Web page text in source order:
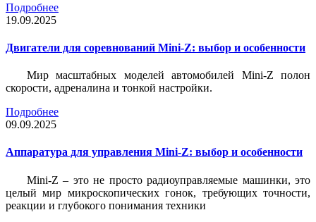
Подробнее
19.09.2025
Двигатели для соревнований Mini-Z: выбор и особенности
Мир масштабных моделей автомобилей Mini-Z полон
скорости, адреналина и тонкой настройки.
Подробнее
09.09.2025
Аппаратура для управления Mini-Z: выбор и особенности
Mini-Z – это не просто радиоуправляемые машинки, это
целый мир микроскопических гонок, требующих точности,
реакции и глубокого понимания техники